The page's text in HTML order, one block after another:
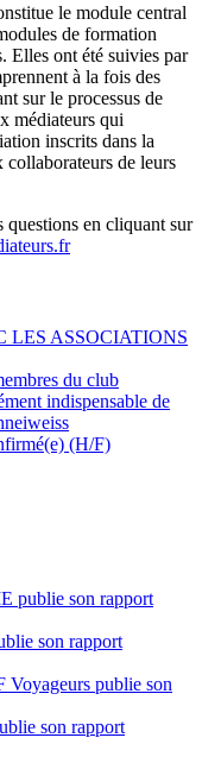
le module central
de formation
Elles ont été suivies par
à la fois des
sur le processus de
médiateurs qui
inscrits dans la
collaborateurs de leurs
en cliquant sur
LES ASSOCIATIONS
du club
indispensable de
(H/F)
publie son rapport
son rapport
publie son
son rapport